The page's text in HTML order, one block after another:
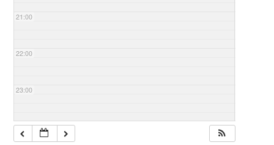
21:00
22:00
23:00